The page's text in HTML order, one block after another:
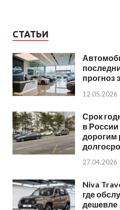
СТАТЬИ
прогноз
12.05.2026
Срок
в
дорогим
27.04.2026
Niva
где
дешевле